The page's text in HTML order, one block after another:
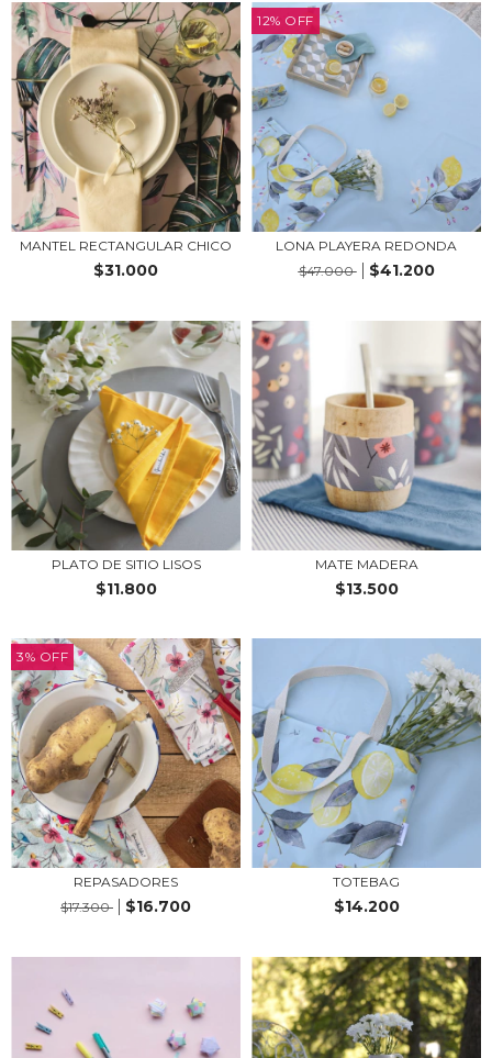
MANTEL RECTANGULAR CHICO
$31.000
12% OFF
LONA PLAYERA REDONDA
$47.000
$41.200
PLATO DE SITIO LISOS
$11.800
MATE MADERA
$13.500
3% OFF
REPASADORES
$17.300
$16.700
TOTEBAG
$14.200